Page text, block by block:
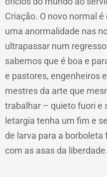
Criação. O novo normal
uma anormalidade nas
ultrapassar num
sabemos que é boa e
e pastores, engenheiros
mestres da arte que
trabalhar – quieto fuori e
letargia tenha um fim e
de larva para a
com as asas da liberdade.